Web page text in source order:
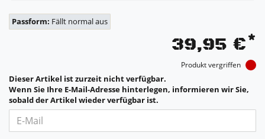
Passform: Fällt normal aus
39,95 €*
Produkt vergriffen
Dieser Artikel ist zurzeit nicht verfügbar.
Wenn Sie Ihre E-Mail-Adresse hinterlegen, informieren wir Sie,
sobald der Artikel wieder verfügbar ist.